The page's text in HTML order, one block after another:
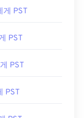
게 PST
PST
PST
PST